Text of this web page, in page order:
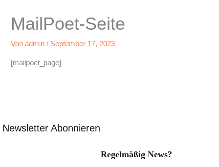
MailPoet-Seite
Vonadmin/ September 17, 2023
[mailpoet_page]
Newsletter Abonnieren
Regelmäßig News?